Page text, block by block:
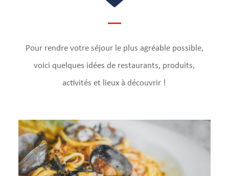
Pour rendre votre séjour le plus agréable possible,
voici quelques idées de restaurants, produits,
activités et lieux à découvrir !